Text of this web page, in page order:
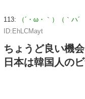
113: （´・ω・｀）（｀ハ
ID:EhLCMayt
ちょうど良い機
日本は韓国人の